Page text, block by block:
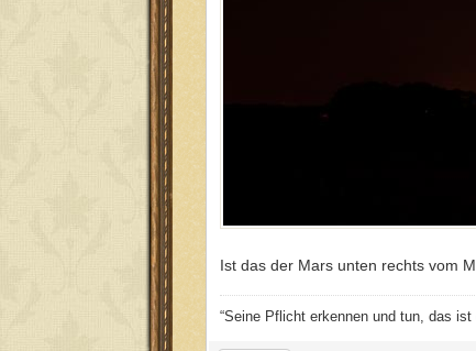
Ist das der Mars unten rechts vom
“Seine Pflicht erkennen und tun, das